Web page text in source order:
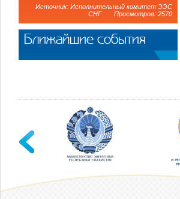
Источник: Исполнительный комитет ЭЭС
СНГ Просмотров: 2570
Ближайшие события